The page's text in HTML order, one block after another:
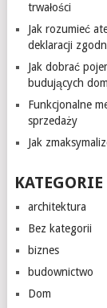
trwałości
Jak rozumieć
deklaracji
Jak dobrać
budujących
Funkcjonalne
sprzedaży
Jak
KATEGORIE
architektura
Bez kategorii
biznes
budownictwo
Dom